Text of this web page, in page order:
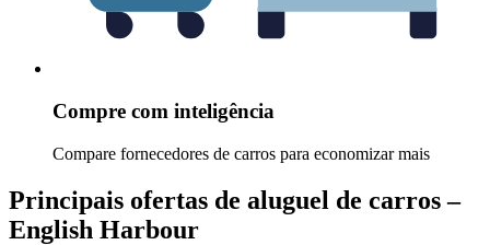
Compre com inteligência
Compare fornecedores de carros para economizar mais
Principais ofertas de aluguel de carros –
English Harbour